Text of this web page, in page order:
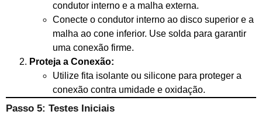
condutor interno e a malha externa.
Conecte o condutor interno ao disco superior e a
malha ao cone inferior. Use solda para garantir
uma conexão firme.
Proteja a Conexão:
Utilize fita isolante ou silicone para proteger a
conexão contra umidade e oxidação.
Passo 5: Testes Iniciais